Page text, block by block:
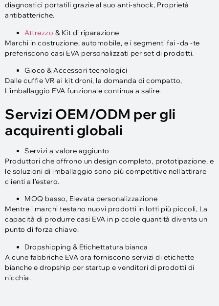
diagnostici portatili grazie al suo anti-shock, Proprietà
antibatteriche.
Attrezzo & Kit di riparazione
Marchi in costruzione, automobile, e i segmenti fai -da -te
preferiscono casi EVA personalizzati per set di prodotti.
Gioco & Accessori tecnologici
Dalle cuffie VR ai kit droni, la domanda di compatto,
L'imballaggio EVA funzionale continua a salire.
Servizi OEM/ODM per gli
acquirenti globali
Servizi a valore aggiunto
Produttori che offrono un design completo, prototipazione, e
le soluzioni di imballaggio sono più competitive nell'attirare
clienti all'estero.
MOQ basso, Elevata personalizzazione
Mentre i marchi testano nuovi prodotti in lotti più piccoli, La
capacità di produrre casi EVA in piccole quantità diventa un
punto di forza chiave.
Dropshipping & Etichettatura bianca
Alcune fabbriche EVA ora forniscono servizi di etichette
bianche e dropship per startup e venditori di prodotti di
nicchia.